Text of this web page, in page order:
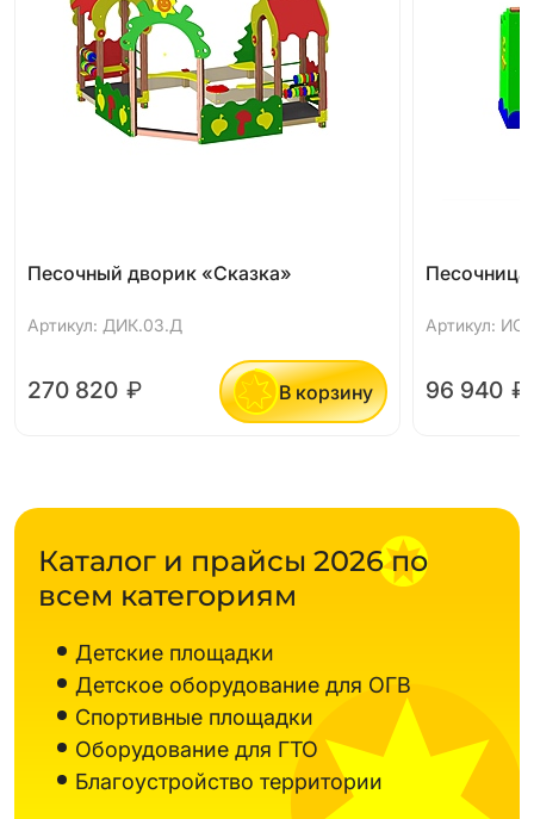
Песочный дворик «Сказка»
Артикул: ДИК.03.Д
270 820 ₽ В корзину
Артикул:
96 940 ₽
Каталог и прайсы 2026 по
всем категориям
Детские площадки
Детское оборудование для ОГВ
Спортивные площадки
Оборудование для ГТО
Благоустройство территории